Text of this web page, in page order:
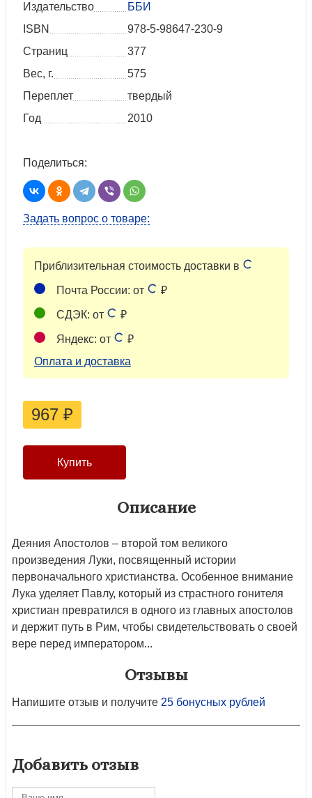
Издательство
ББИ
ISBN
978-5-98647-230-9
Страниц
377
Вес, г.
575
Переплет
твердый
Год
2010
Поделиться:
Задать вопрос о товаре:
Приблизительная стоимость доставки в
Почта России: от ₽
СДЭК: от ₽
Яндекс: от
₽
Оплата и доставка
967 ₽
Описание
Деяния Апостолов – второй том великого
произведения Луки, посвященный истории
первоначального христианства. Особенное внимание
Лука уделяет Павлу, который из страстного гонителя
христиан превратился в одного из главных апостолов
и держит путь в Рим, чтобы свидетельствовать о своей
вере перед императором...
Отзывы
Напишите отзыв и получите 25 бонусных рублей
Добавить отзыв